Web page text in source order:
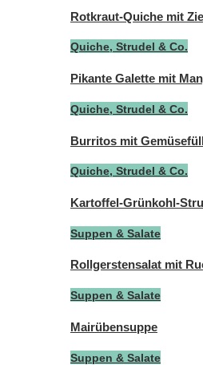
Rotkraut-Quiche mit
Quiche, Strudel & Co.
Pikante Galette mit
Quiche, Strudel & Co.
Burritos mit
Quiche, Strudel & Co.
Kartoffel-Grünkohl-
Suppen & Salate
Rollgerstensalat mit
Suppen & Salate
Mairübensuppe
Suppen & Salate